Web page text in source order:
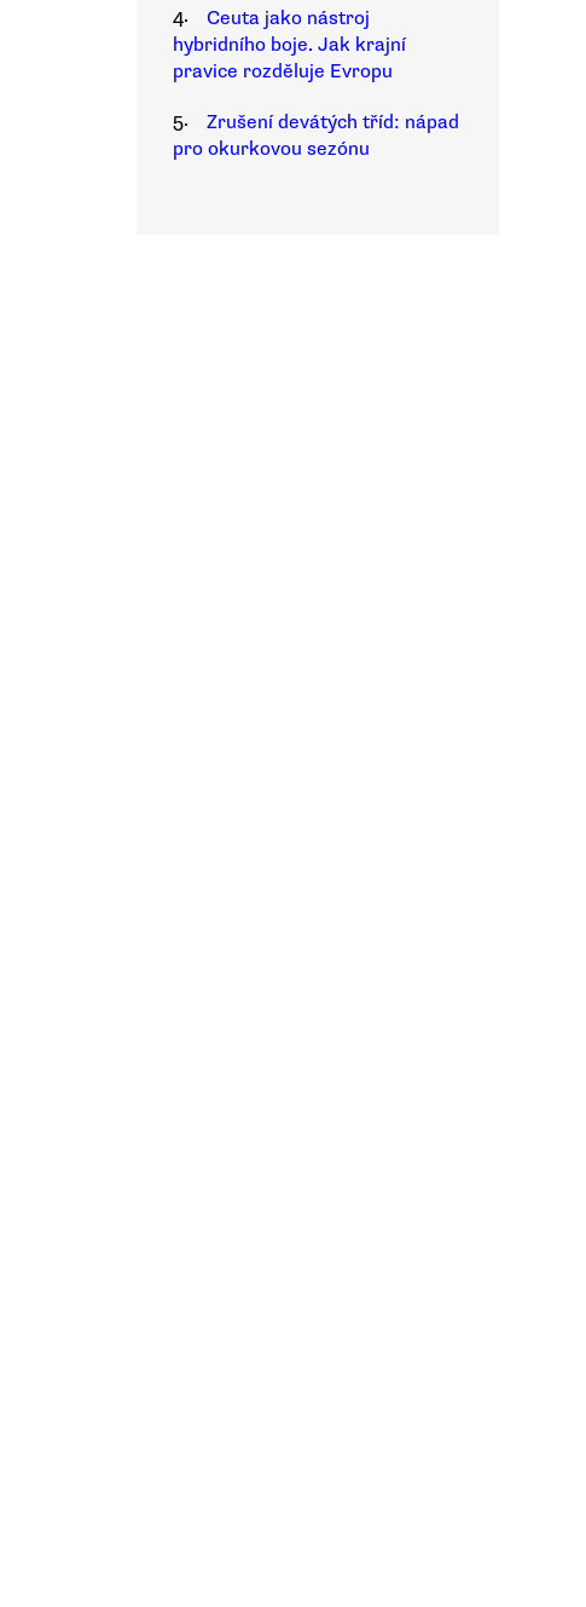
4.
Ceuta jako nástroj
hybridního boje. Jak krajní
pravice rozděluje Evropu
5.
Zrušení devátých tříd: nápad
pro okurkovou sezónu